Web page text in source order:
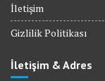
İletişim
Gizlilik Politikası
İletişim & Adres